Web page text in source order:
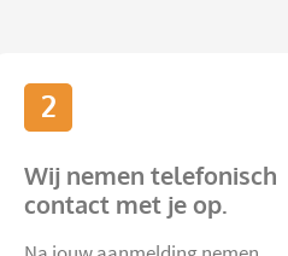
2
Wij nemen telefonisch
contact met je op.